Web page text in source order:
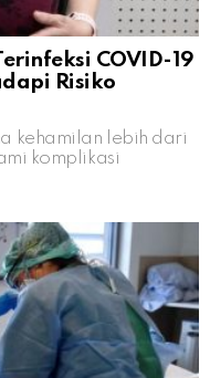
COVID-19
Risiko
kehamilan lebih dari
komplikasi